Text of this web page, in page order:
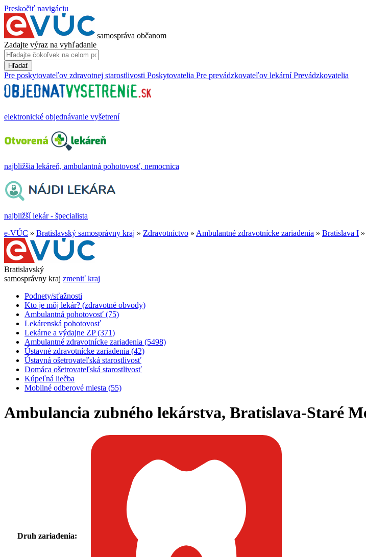
Preskočiť navigáciu
samospráva občanom
Zadajte výraz na vyhľadanie
Hľadať
Pre poskytovateľov zdravotnej starostlivosti Poskytovatelia Pre prevádzkovateľov lekární Prevádzkovatelia
elektronické objednávanie vyšetrení
najbližšia lekáreň, ambulantná pohotovosť, nemocnica
najbližší lekár - špecialista
e-VÚC » Bratislavský samosprávny kraj » Zdravotníctvo » Ambulantné zdravotnícke zariadenia » Bratislava I »
Bratislavský
samosprávny kraj zmeniť kraj
Podnety/sťažnosti
Kto je môj lekár? (zdravotné obvody)
Ambulantná pohotovosť (75)
Lekárenská pohotovosť
Lekárne a výdajne ZP (371)
Ambulantné zdravotnícke zariadenia (5498)
Ústavné zdravotnícke zariadenia (42)
Ústavná ošetrovateľská starostlivosť
Domáca ošetrovateľská starostlivosť
Kúpeľná liečba
Mobilné odberové miesta (55)
Ambulancia zubného lekárstva, Bratislava-Staré
Druh zariadenia: